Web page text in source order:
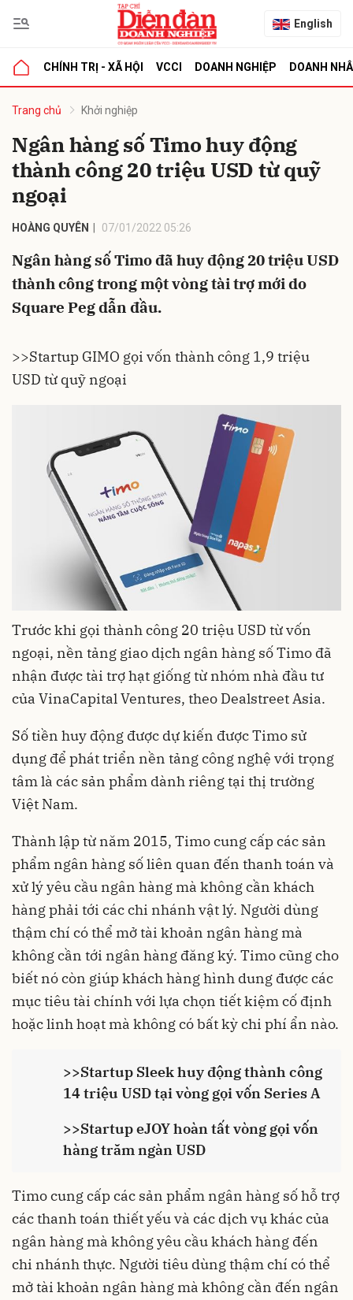
English
CHÍNH TRỊ - XÃ HỘI VCCI DOANH NGHIỆP DOANH
Trang chủ Khởi nghiệp
Ngân hàng số Timo huy động
thành công 20 triệu USD từ quỹ
ngoại
HOÀNG QUYÊN 07/01/2022 05:26
Ngân hàng số Timo đã huy động 20 triệu USD
thành công trong một vòng tài trợ mới do
Square Peg dẫn đầu.
>>Startup GIMO gọi vốn thành công 1,9 triệu
USD từ quỹ ngoại
Trước khi gọi thành công 20 triệu USD từ vốn
ngoại, nền tảng giao dịch ngân hàng số Timo đã
nhận được tài trợ hạt giống từ nhóm nhà đầu tư
của VinaCapital Ventures, theo Dealstreet Asia.
Số tiền huy động được dự kiến được Timo sử
dụng để phát triển nền tảng công nghệ với trọng
tâm là các sản phẩm dành riêng tại thị trường
Việt Nam.
Thành lập từ năm 2015, Timo cung cấp các sản
phẩm ngân hàng số liên quan đến thanh toán và
xử lý yêu cầu ngân hàng mà không cần khách
hàng phải tới các chi nhánh vật lý. Người dùng
thậm chí có thể mở tài khoản ngân hàng mà
không cần tới ngân hàng đăng ký. Timo cũng cho
biết nó còn giúp khách hàng hình dung được các
mục tiêu tài chính với lựa chọn tiết kiệm cố định
hoặc linh hoạt mà không có bất kỳ chi phí ẩn nào.
>>Startup Sleek huy động thành công
14 triệu USD tại vòng gọi vốn Series A
>>Startup eJOY hoàn tất vòng gọi vốn
hàng trăm ngàn USD
Timo cung cấp các sản phẩm ngân hàng số hỗ trợ
các thanh toán thiết yếu và các dịch vụ khác của
ngân hàng mà không yêu cầu khách hàng đến
chi nhánh thực. Người tiêu dùng thậm chí có thể
mở tài khoản ngân hàng mà không cần đến ngân
luận
Hủy